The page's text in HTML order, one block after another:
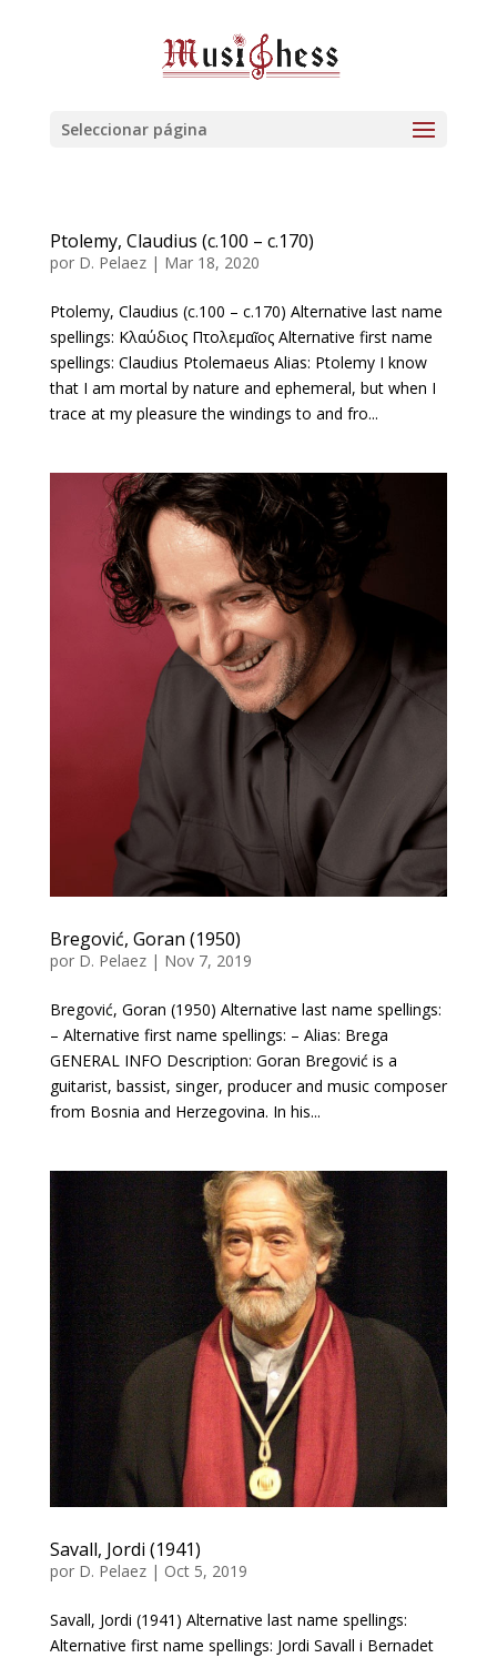
Seleccionar página
Ptolemy, Claudius (c.100 – c.170)
por D. Pelaez| Mar 18, 2020
Ptolemy, Claudius (c.100 – c.170) Alternative last name
spellings: Κλαύδιος Πτολεμαῖος Alternative first name
spellings: Claudius Ptolemaeus Alias: Ptolemy I know
that I am mortal by nature and ephemeral, but when I
trace at my pleasure the windings to and fro...
Bregović, Goran (1950)
por D. Pelaez| Nov 7, 2019
Bregović, Goran (1950) Alternative last name spellings:
– Alternative first name spellings: – Alias: Brega
GENERAL INFO Description: Goran Bregović is a
guitarist, bassist, singer, producer and music composer
from Bosnia and Herzegovina. In his...
Savall, Jordi (1941)
por D. Pelaez| Oct 5, 2019
Savall, Jordi (1941) Alternative last name spellings:
Alternative first name spellings: Jordi Savall i Bernadet